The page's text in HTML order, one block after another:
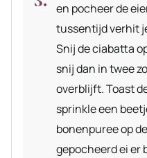
en pocheer de
tussentijd verhit
Snij de ciabatta
snij dan in twee
overblijft. Toast
sprinkle een
bonenpuree op
gepocheerd ei er